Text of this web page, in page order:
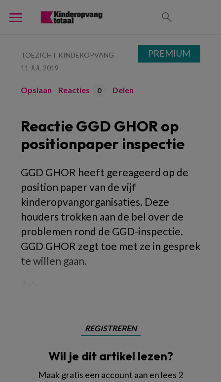
TOEZICHT KINDEROPVANG
11 JUL 2019
Opslaan Reacties 0 Delen
Reactie GGD GHOR op
positionpaper inspectie
GGD GHOR heeft gereageerd op de
position paper van de vijf
kinderopvangorganisaties. Deze
houders trokken aan de bel over de
problemen rond de GGD-inspectie.
GGD GHOR zegt toe met ze in gesprek
te willen gaan.
REGISTREREN
Wil je dit artikel lezen?
Maak gratis een account aan en lees 2
PREMIUM